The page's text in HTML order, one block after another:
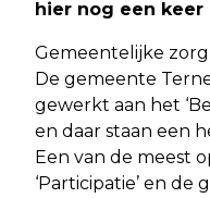
hier nog een
Gemeentelijke
De gemeente
gewerkt aan het
en daar staan een
Een van de meest
‘Participatie’ en